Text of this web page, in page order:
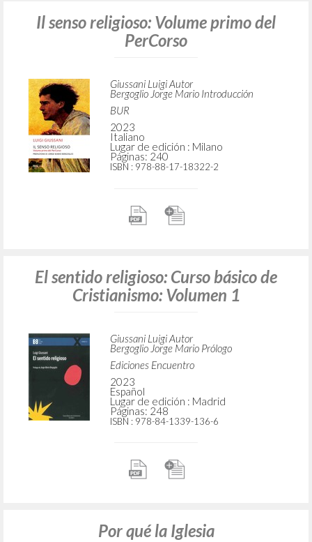
Il senso religioso: Volume primo del
PerCorso
Giussani Luigi Autor
Bergoglio Jorge Mario Introducción
BUR
2023
Italiano
Lugar de edición : Milano
Páginas: 240
ISBN : 978-88-17-18322-2
El sentido religioso: Curso básico de
Cristianismo: Volumen 1
Giussani Luigi Autor
Bergoglio Jorge Mario Prólogo
Ediciones Encuentro
2023
Español
Lugar de edición : Madrid
Páginas: 248
ISBN : 978-84-1339-136-6
Por qué la Iglesia